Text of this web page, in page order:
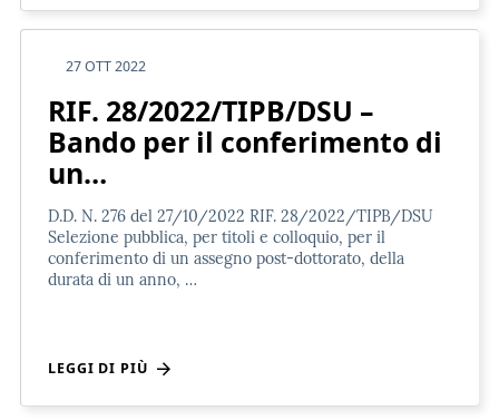
27 OTT 2022
RIF. 28/2022/TIPB/DSU –
Bando per il conferimento di
un…
D.D. N. 276 del 27/10/2022 RIF. 28/2022/TIPB/DSU
Selezione pubblica, per titoli e colloquio, per il
conferimento di un assegno post-dottorato, della
durata di un anno, …
LEGGI DI PIÙ